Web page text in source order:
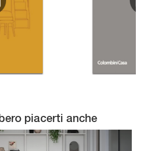
piacerti anche